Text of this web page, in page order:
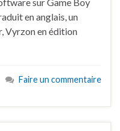
en anglais, un
Vyrzon en édition
Faire un commentaire